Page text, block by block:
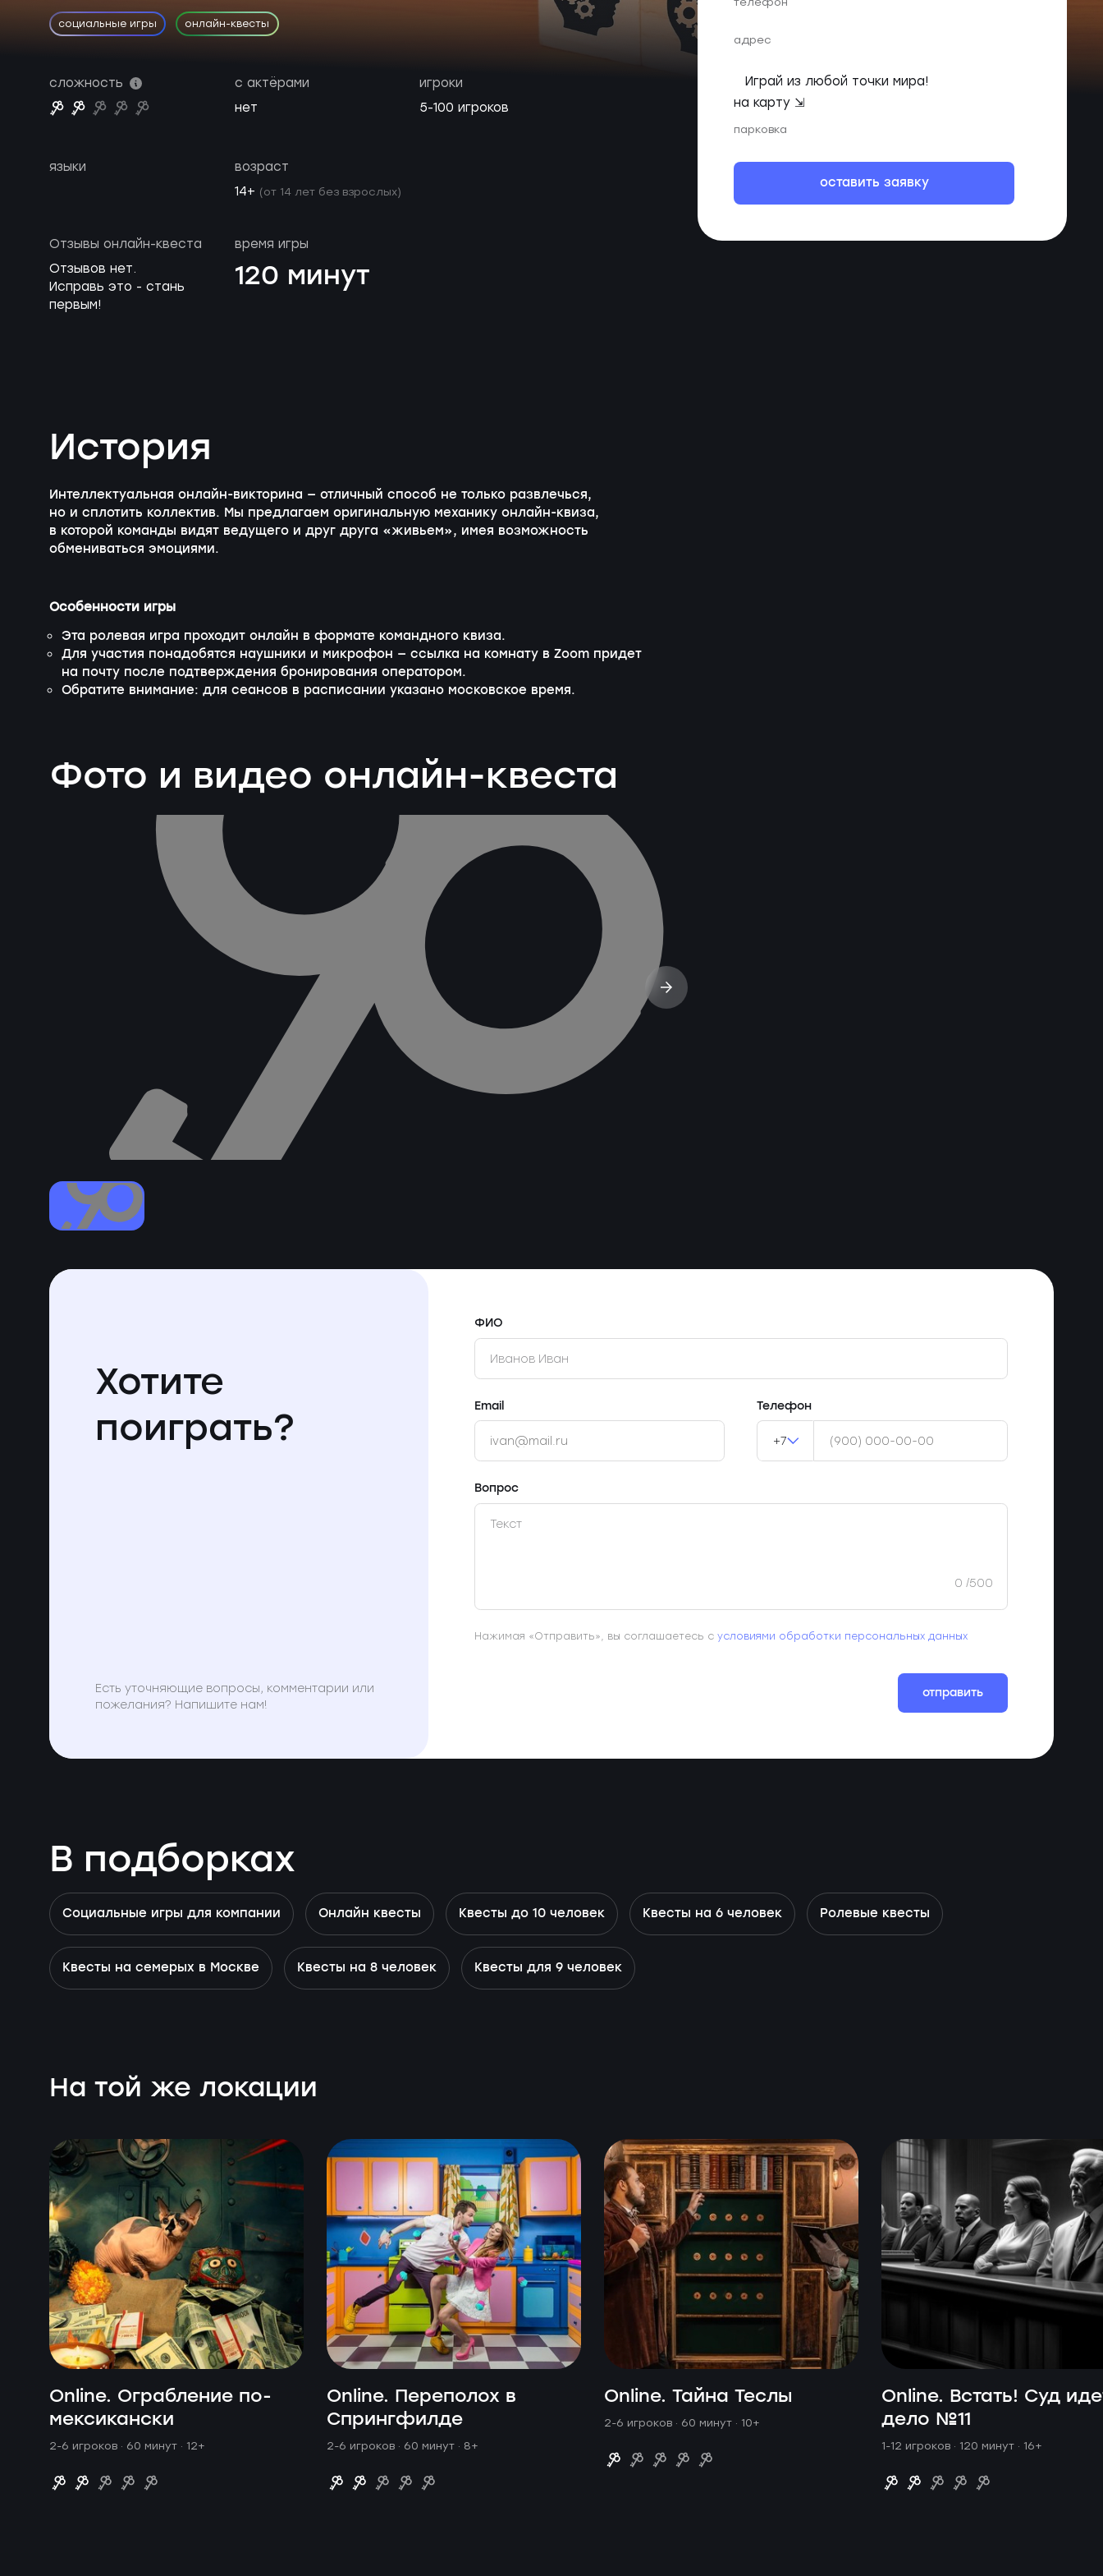
социальные игры онлайн-квесты
адрес
Играй из любой точки мира!
на карту ⇲
парковка
оставить заявку
сложность
с актёрами
нет
игроки
5-100 игроков
языки
возраст
14+ (от 14 лет без взрослых)
Отзывы онлайн-квеста
Отзывов нет.
Исправь это - стань
первым!
время игры
120 минут
История
Интеллектуальная онлайн-викторина — отличный способ не только развлечься,
но и сплотить коллектив. Мы предлагаем оригинальную механику онлайн-квиза,
в которой команды видят ведущего и друг друга «живьем», имея возможность
обмениваться эмоциями.
Особенности игры
Эта ролевая игра проходит онлайн в формате командного квиза.
Для участия понадобятся наушники и микрофон — ссылка на комнату в Zoom придет
на почту после подтверждения бронирования оператором.
Обратите внимание: для сеансов в расписании указано московское время.
Фото и видео онлайн-квеста
Хотите
поиграть?
Есть уточняющие вопросы, комментарии или
пожелания? Напишите нам!
ФИО
Email Телефон
+7
Вопрос
0 /500
Нажимая «Отправить», вы соглашаетесь с условиями обработки персональных данных
отправить
В подборках
Социальные игры для компании Онлайн квесты Квесты до 10 человек Квесты на 6 человек Ролевые квесты
Квесты на семерых в Москве Квесты на 8 человек Квесты для 9 человек
На той же локации
Online. Ограбление по-
мексикански
2-6 игроков · 60 минут · 12+
Online. Переполох в
Спрингфилде
2-6 игроков · 60 минут · 8+
Online. Тайна Теслы
2-6 игроков · 60 минут · 10+
Online. Встать! Суд
дело №11
1-12 игроков · 120 минут · 16+